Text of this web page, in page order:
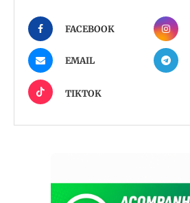
FACEBOOK
EMAIL
TIKTOK